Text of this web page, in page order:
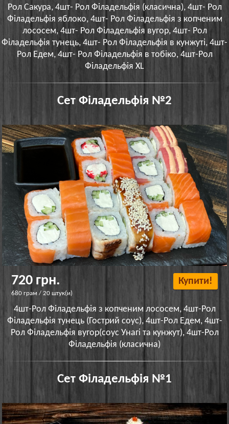
Рол Сакура, 4шт- Рол Філадельфія (класична), 4шт- Рол
Філадельфія яблоко, 4шт- Рол Філадельфія з копченим
лососем, 4шт- Рол Філадельфія вугор, 4шт- Рол
Філадельфія тунець, 4шт- Рол Філадельфія в кунжуті, 4шт-
Рол Едем, 4шт- Рол Філадельфія в тобіко, 4шт-Рол
Філадельфія XL
Сет Філадельфія №2
720 грн.
680 грам / 20 штук(и)
Купити!
4шт-Рол Філадельфія з копченим лососем, 4шт-Рол
Філадельфія тунець (Гострий соус), 4шт-Рол Едем, 4шт-
Рол Філадельфія вугор(соус Унагі та кунжут), 4шт-Рол
Філадельфія (класична)
Сет Філадельфія №1